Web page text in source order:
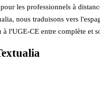
les professionnels à
nous traduisons vers
l'UGE-CE entre complète et